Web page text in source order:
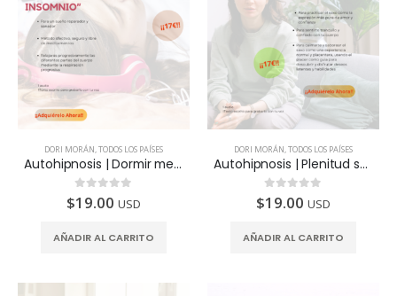
DORI MORÁN,TODOS LOS PAÍSES
Autohipnosis | Dormir mejor y superar el insomnio
0 de 5
$19.00 USD
AÑADIR AL CARRITO
DORI MORÁN,TODOS LOS PAÍSES
Autohipnosis | Plenitud sexual
0 de 5
$19.00 USD
AÑADIR AL CARRITO